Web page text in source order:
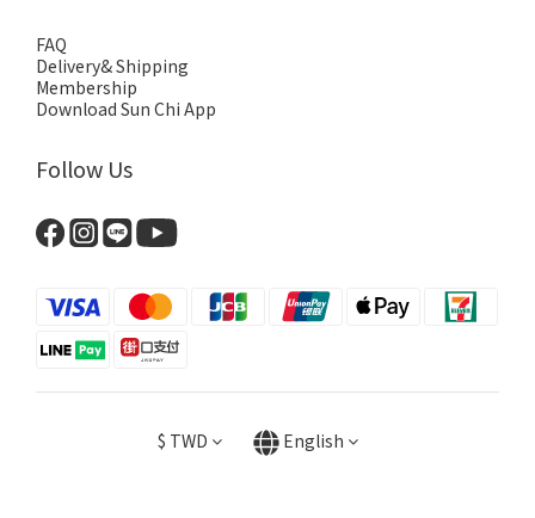
FAQ
Delivery& Shipping
Membership
Download Sun Chi App
Follow Us
$ TWD English